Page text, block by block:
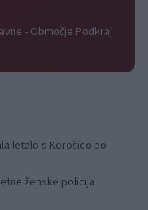
- Območje Podkraj
letalo s Korošico po
ženske policija